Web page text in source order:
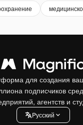
для создания
подписчиков
агентств и
Pусский